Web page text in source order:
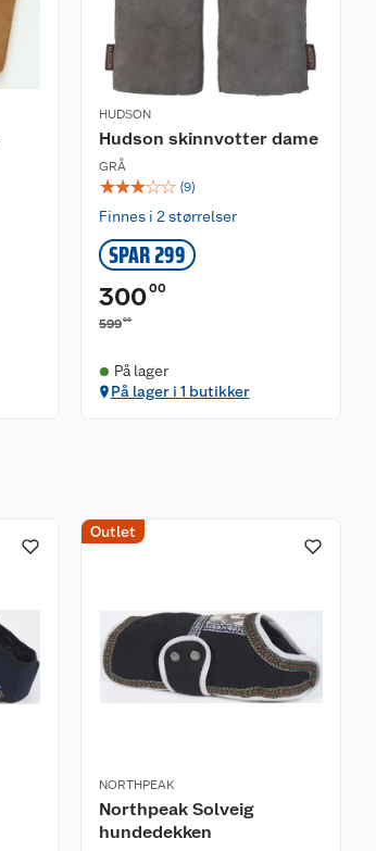
HUDSON
Hudson skinnvotter dame
GRÅ
☆☆☆☆☆ (9)
Finnes i 2 størrelser
SPAR 299
30000
59900
På lager
På lager i 1 butikker
Outlet
NORTHPEAK
Northpeak Solveig
hundedekken